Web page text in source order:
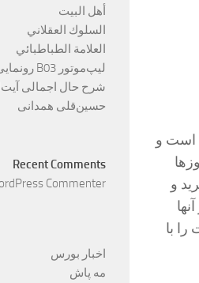
است و
و
با
أهل البيت
السلوك العقلاني
العلامة الطباطبائي
لیپ‌موتور B03 رونمایی شد؛
شرح حال اجمالی
حسین‌قلی همدانی
Recent Comments
Commenter
اخبار بورس
مه پاش